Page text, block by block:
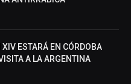
XIV ESTARÁ EN CÓRDOBA
A LA ARGENTINA